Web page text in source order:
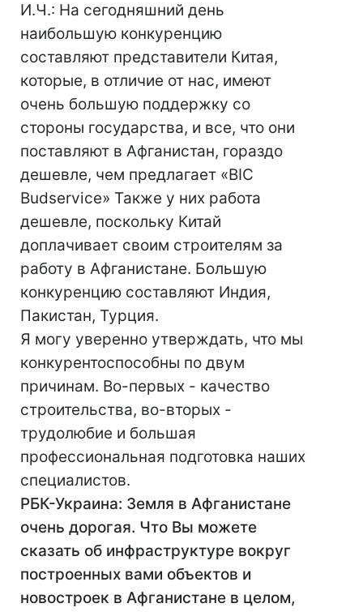
И.Ч.: На сегодняшний день
наибольшую конкуренцию
составляют представители Китая,
которые, в отличие от нас, имеют
очень большую поддержку со
стороны государства, и все, что они
поставляют в Афганистан, гораздо
дешевле, чем предлагает «BIC
Budservice» Также у них работа
дешевле, поскольку Китай
доплачивает своим строителям за
работу в Афганистане. Большую
конкуренцию составляют Индия,
Пакистан, Турция.
Я могу уверенно утверждать, что мы
конкурентоспособны по двум
причинам. Во-первых - качество
строительства, во-вторых -
трудолюбие и большая
профессиональная подготовка наших
специалистов.
РБК-Украина: Земля в Афганистане
очень дорогая. Что Вы можете
сказать об инфраструктуре вокруг
построенных вами объектов и
новостроек в Афганистане в целом,